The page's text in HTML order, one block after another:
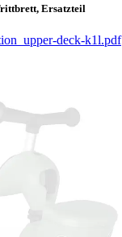
Ersatzteil
deck-k1l.pdf